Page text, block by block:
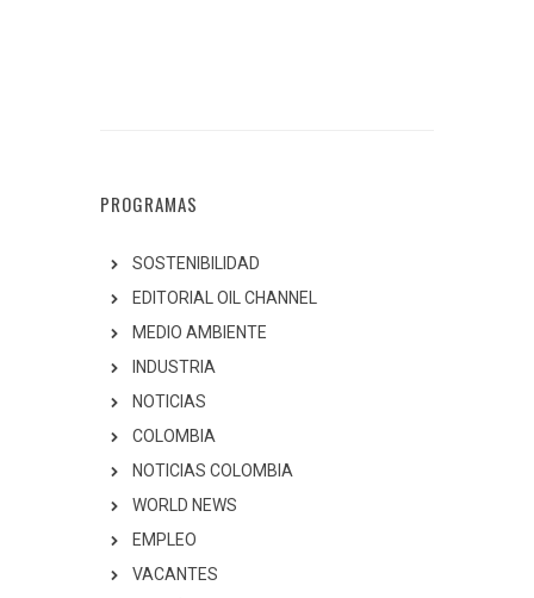
PROGRAMAS
SOSTENIBILIDAD
EDITORIAL OIL CHANNEL
MEDIO AMBIENTE
INDUSTRIA
NOTICIAS
COLOMBIA
NOTICIAS COLOMBIA
WORLD NEWS
EMPLEO
VACANTES